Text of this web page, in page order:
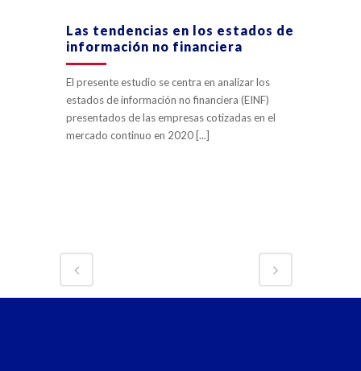
Las tendencias en los estados de
información no financiera
El presente estudio se centra en analizar los
estados de información no financiera (EINF)
presentados de las empresas cotizadas en el
mercado continuo en 2020 [...]